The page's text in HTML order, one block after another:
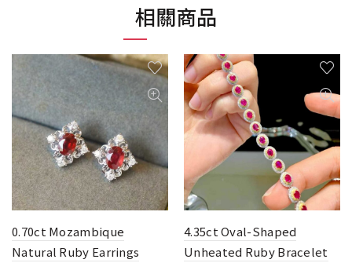
相關商品
4.35ct Oval-Shaped
Unheated Ruby Bracelet
0.26ct Bead Fashion Ruby
Earrings